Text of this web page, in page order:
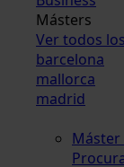
Másters
Ver todos
barcelona
mallorca
madrid
Máster